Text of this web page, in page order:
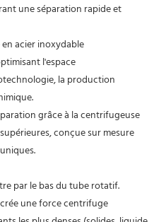
une séparation rapide et
acier inoxydable
l'espace
la production
grâce à la centrifugeuse
conçue sur mesure
par le bas du tube rotatif.
une force centrifuge